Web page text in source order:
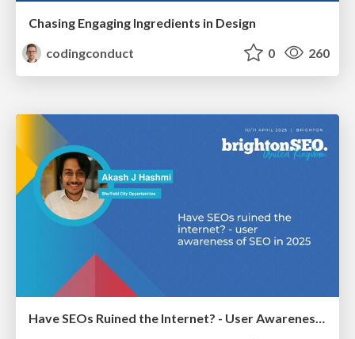
Chasing Engaging Ingredients in Design
codingconduct
0 260
Have SEOs Ruined the Internet? - User Awareness of SEO in 2025